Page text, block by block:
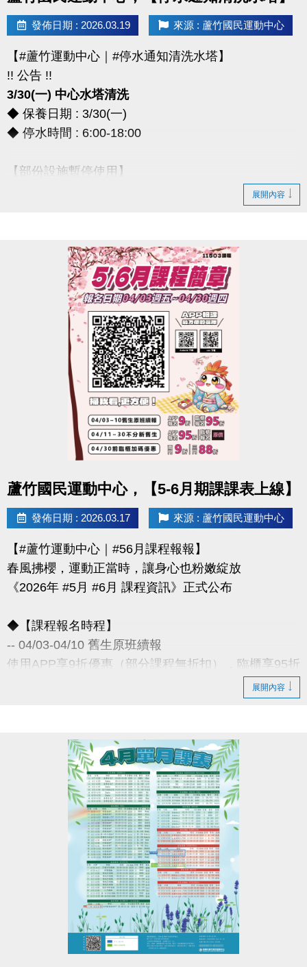
用），須現場報名繳費使用。
想報名期課及家教班的運動好友們，千萬別錯過喔～～～
發佈日期 : 2026.03.19 來源 : 蘆竹國民運動中心
【#蘆竹運動中心｜#停水通知清洗水塔】
!! 公告 !!
3/30(一) 中心水塔清洗
◆ 保養日期 : 3/30(一)
◆ 停水時間 : 6:00-18:00
【部份設施暫停使用】
*** 造成不便，敬請見諒 ***
-洽詢專線：03-2639066 #111、112
-官網 :
https://www.lzsports.com.tw/zh_TW/news/pageID/1/
-FB : 桃園市蘆竹國民運動中心
-IG : @luzhusports
展開內容
蘆竹國民運動中心，【5-6月期課課表上線】
發佈日期 : 2026.03.17 來源 : 蘆竹國民運動中心
【#蘆竹運動中心｜#56月課程報報】
春風拂櫻，運動正當時，讓身心也粉嫩綻放
《2026年 #5月 #6月 課程資訊》正式公布
◆【課程報名時程】
-- 04/03-04/10 舊生原班續報
使用APP享9折優惠（部分課程無折扣），臨櫃享95折
◆【舊生定義】
報名完整3-4月期課、4月單月課程
且開班成功，無中途退費之學員
04/11-04/30 不分新舊生
APP報名享95折優惠
04/30 前 本期臨櫃報名
《 有 加碼優惠 喔 》
同一人報名三門以上 → 88折優惠
同一人報名兩門以上 → 9折優惠
展開內容